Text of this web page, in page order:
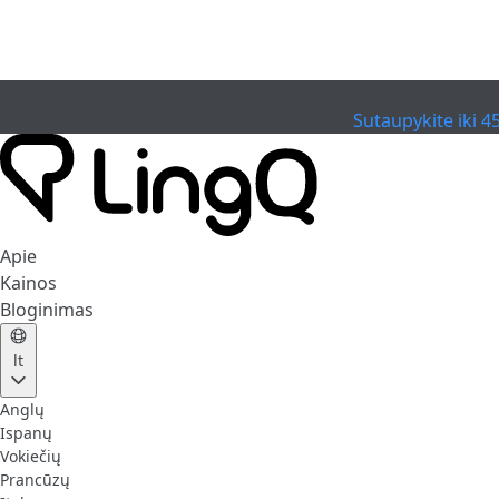
Sutaupykite iki
Apie
Kainos
Bloginimas
lt
Anglų
Ispanų
Vokiečių
Prancūzų